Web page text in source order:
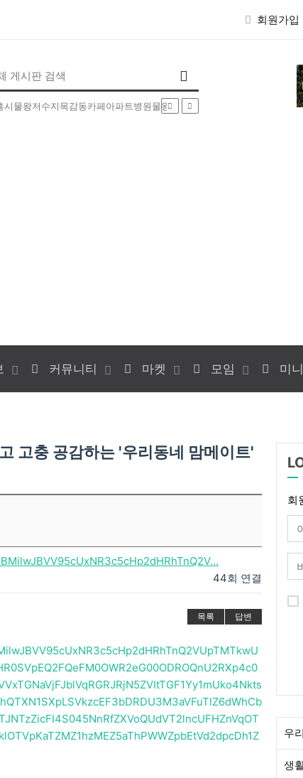
회원가입
검색어
시물왕저수지목감동카페아파트병원물왕동 부동산
커뮤니티 마켓 모임 미
고충 공감하는 '우리동네 맘메이트'
44회 연결
목록 답변
회
우
생